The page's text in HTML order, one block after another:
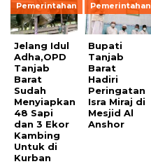
Pemerintahan
Jelang Idul
Adha,OPD
Tanjab
Barat
Sudah
Menyiapkan
48 Sapi
dan 3 Ekor
Kambing
Untuk di
Kurban
Pemerintahan
Bupati
Tanjab
Barat
Hadiri
Peringatan
Isra Miraj di
Mesjid Al
Anshor